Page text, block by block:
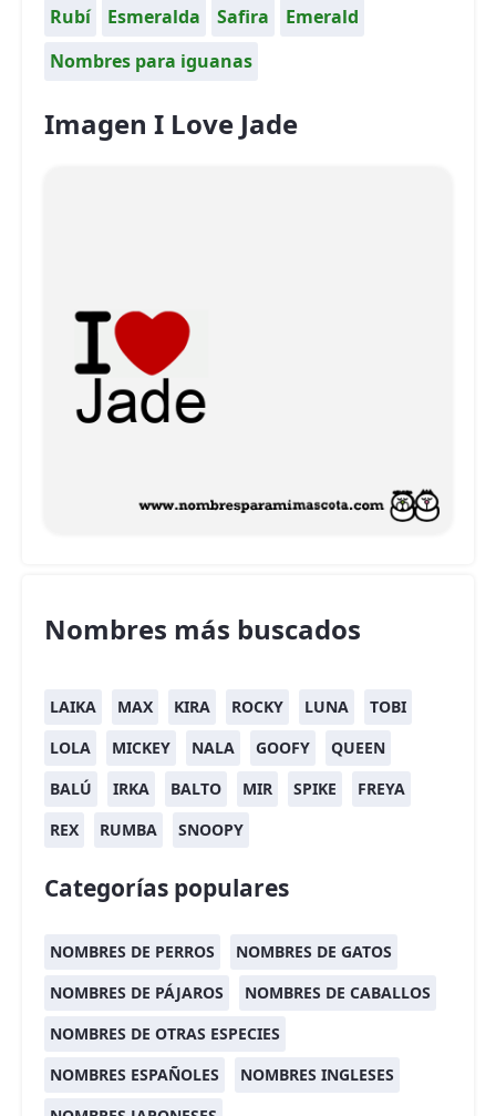
Rubí Esmeralda Safira
Emerald
Nombres para iguanas
Imagen I Love Jade
Nombres más buscados
LAIKA MAX KIRA ROCKY LUNA
TOBI
LOLA
MICKEY NALA GOOFY
QUEEN
BALÚ
IRKA BALTO MIR SPIKE
FREYA
REX
RUMBA SNOOPY
Categorías populares
NOMBRES DE PERROS
NOMBRES DE GATOS
NOMBRES DE PÁJAROS
NOMBRES DE CABALLOS
NOMBRES DE OTRAS ESPECIES
NOMBRES ESPAÑOLES
NOMBRES INGLESES